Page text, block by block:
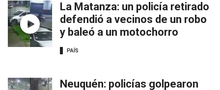
La Matanza: un policía retirado
defendió a vecinos de un robo
y baleó a un motochorro
PAÍS
Neuquén: policías golpearon